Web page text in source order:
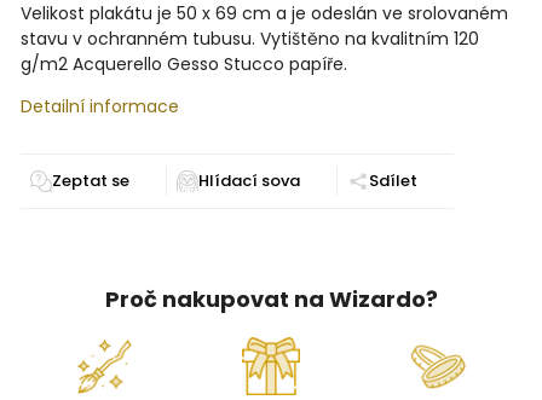
Velikost plakátu je 50 x 69 cm a je odeslán ve srolovaném
stavu v ochranném tubusu. Vytištěno na kvalitním 120
g/m2 Acquerello Gesso Stucco papíře.
Detailní informace
Zeptat se Sdílet
Proč nakupovat na Wizardo?